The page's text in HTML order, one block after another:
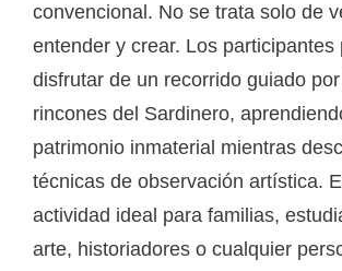
convencional. No se trata solo de
entender y crear. Los participantes
disfrutar de un recorrido guiado
rincones del Sardinero,
patrimonio inmaterial mientras
técnicas de observación artística.
actividad ideal para familias,
arte, historiadores o cualquier